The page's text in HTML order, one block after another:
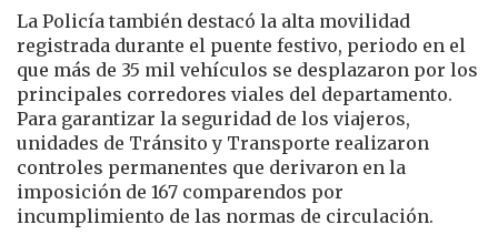
La Policía también destacó la alta movilidad
registrada durante el puente festivo, periodo en el
que más de 35 mil vehículos se desplazaron por los
principales corredores viales del departamento.
Para garantizar la seguridad de los viajeros,
unidades de Tránsito y Transporte realizaron
controles permanentes que derivaron en la
imposición de 167 comparendos por
incumplimiento de las normas de circulación.